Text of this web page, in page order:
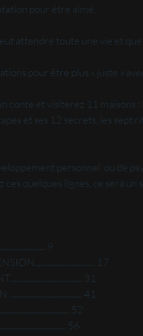
pour être aimé.
attendre toute une vie et
pour être plus « juste » avec
et visiterez 11 maisons :
et ses 12 secrets, les
personnel ou de
ces quelques lignes, ce sera
9
17
31
41
52
56